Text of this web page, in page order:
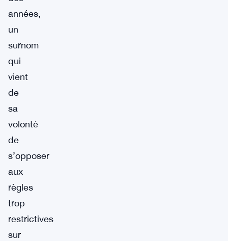
années,
un
surnom
qui
vient
de
sa
volonté
de
s’opposer
aux
règles
trop
restrictives
sur